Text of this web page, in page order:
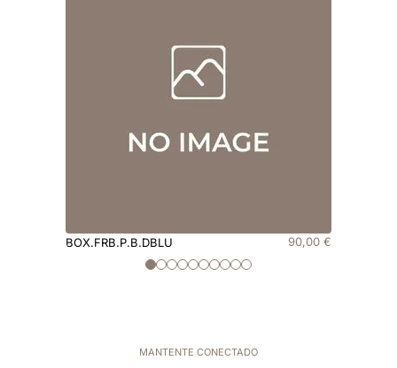
BOX.FRB.P.B.DBLU 90,00 €
MANTENTE CONECTADO